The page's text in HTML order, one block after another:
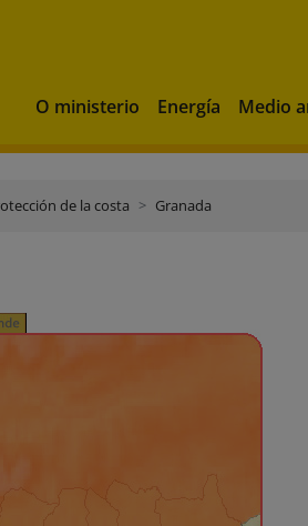
O ministerio Energía Medio
de la costa Granada